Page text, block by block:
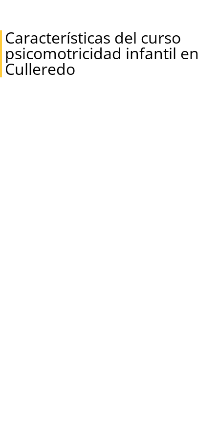
Características del curso
psicomotricidad infantil en
Culleredo